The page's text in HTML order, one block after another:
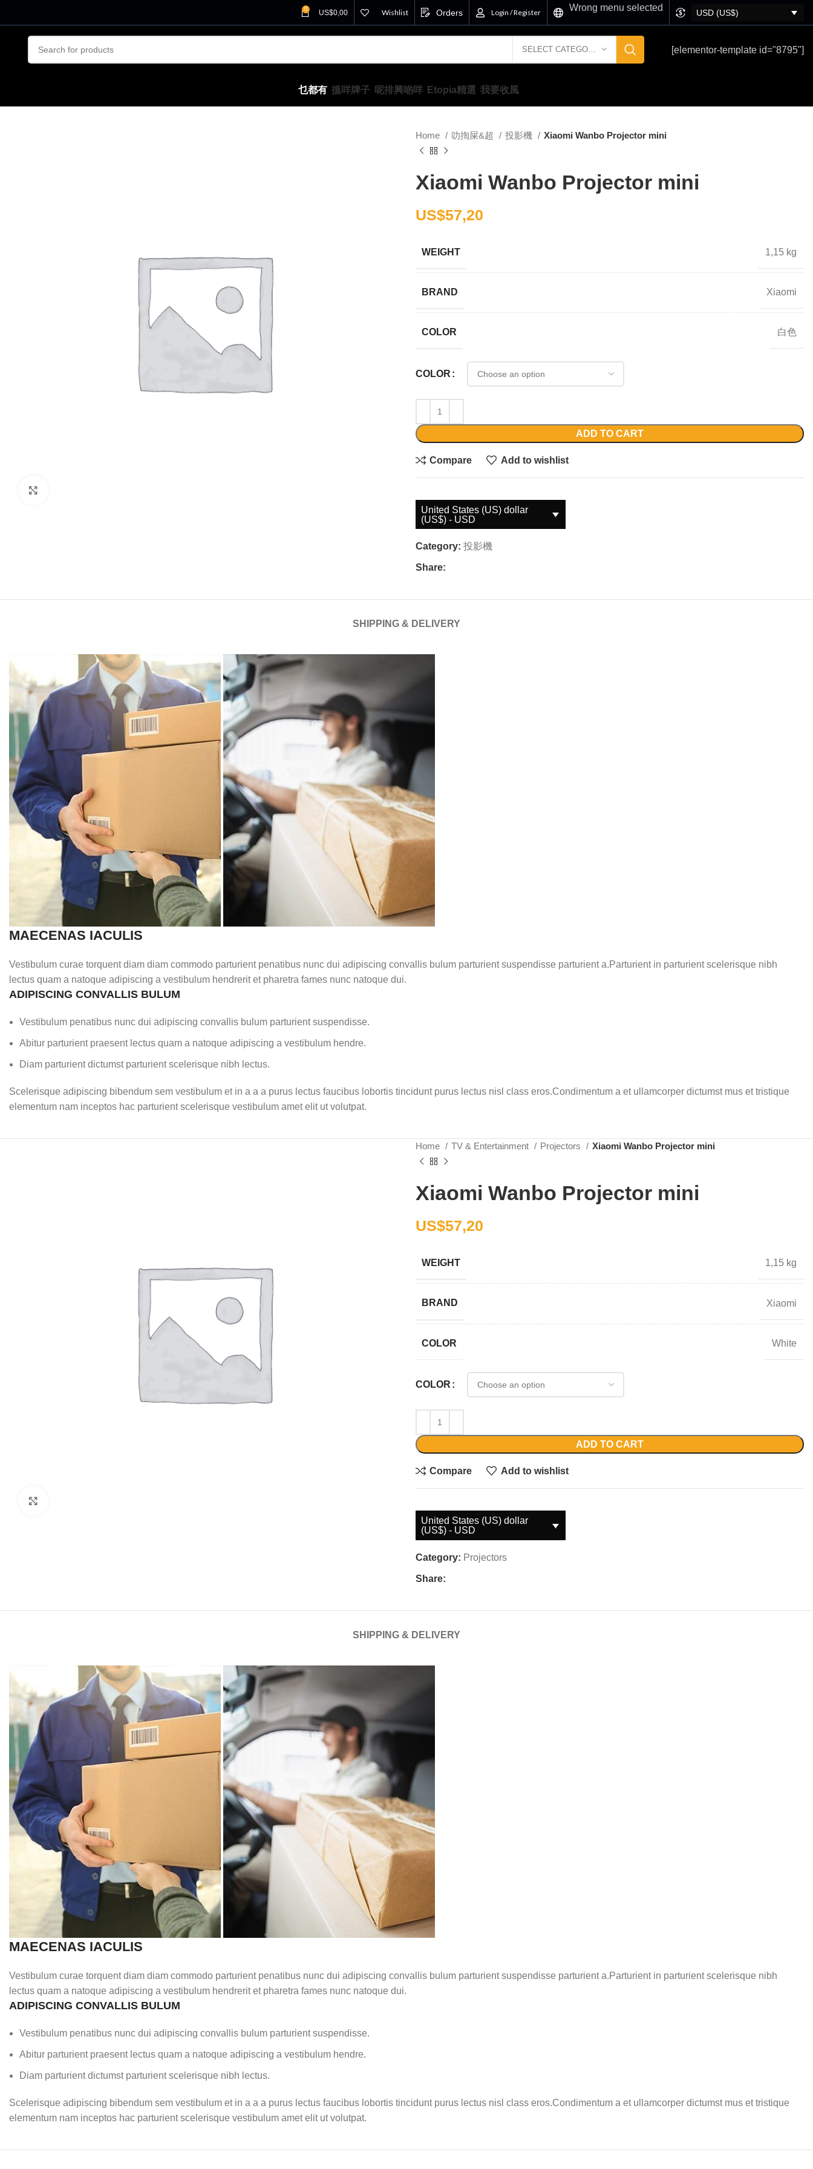
0 US$0,00 Wishlist Orders Login / Register Wrong menu selected
USD (US$)
SELECT CATEGORY [elementor-template id="8795"]
乜都有 搵咩牌子 呢排興啲咩 Etopia精選 我要收風
Home 叻揈屎&超 投影機 Xiaomi Wanbo Projector mini
Xiaomi Wanbo Projector mini
US$57,20
WEIGHT 1,15 kg
BRAND Xiaomi
COLOR 白色
COLOR
ADD TO CART
Compare Add to wishlist
United States (US) dollar
(US$) - USD
Category: 投影機
Share:
SHIPPING & DELIVERY
MAECENAS IACULIS
Vestibulum curae torquent diam diam commodo parturient penatibus nunc dui adipiscing convallis bulum parturient suspendisse parturient a.Parturient in parturient scelerisque nibh
lectus quam a natoque adipiscing a vestibulum hendrerit et pharetra fames nunc natoque dui.
ADIPISCING CONVALLIS BULUM
Vestibulum penatibus nunc dui adipiscing convallis bulum parturient suspendisse.
Abitur parturient praesent lectus quam a natoque adipiscing a vestibulum hendre.
Diam parturient dictumst parturient scelerisque nibh lectus.
Scelerisque adipiscing bibendum sem vestibulum et in a a a purus lectus faucibus lobortis tincidunt purus lectus nisl class eros.Condimentum a et ullamcorper dictumst mus et tristique
elementum nam inceptos hac parturient scelerisque vestibulum amet elit ut volutpat.
Home TV & Entertainment Projectors Xiaomi Wanbo Projector mini
Xiaomi Wanbo Projector mini
US$57,20
WEIGHT 1,15 kg
BRAND Xiaomi
COLOR White
COLOR
ADD TO CART
Compare Add to wishlist
United States (US) dollar
(US$) - USD
Category: Projectors
Share:
SHIPPING & DELIVERY
MAECENAS IACULIS
Vestibulum curae torquent diam diam commodo parturient penatibus nunc dui adipiscing convallis bulum parturient suspendisse parturient a.Parturient in parturient scelerisque nibh
lectus quam a natoque adipiscing a vestibulum hendrerit et pharetra fames nunc natoque dui.
ADIPISCING CONVALLIS BULUM
Vestibulum penatibus nunc dui adipiscing convallis bulum parturient suspendisse.
Abitur parturient praesent lectus quam a natoque adipiscing a vestibulum hendre.
Diam parturient dictumst parturient scelerisque nibh lectus.
Scelerisque adipiscing bibendum sem vestibulum et in a a a purus lectus faucibus lobortis tincidunt purus lectus nisl class eros.Condimentum a et ullamcorper dictumst mus et tristique
elementum nam inceptos hac parturient scelerisque vestibulum amet elit ut volutpat.